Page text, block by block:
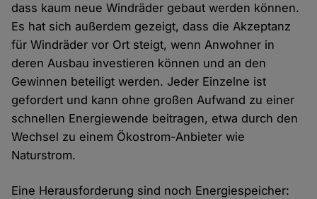
dass kaum neue Windräder gebaut werden können.
Es hat sich außerdem gezeigt, dass die Akzeptanz
für Windräder vor Ort steigt, wenn Anwohner in
deren Ausbau investieren können und an den
Gewinnen beteiligt werden. Jeder Einzelne ist
gefordert und kann ohne großen Aufwand zu einer
schnellen Energiewende beitragen, etwa durch den
Wechsel zu einem Ökostrom-Anbieter wie
Naturstrom.
Eine Herausforderung sind noch Energiespeicher: